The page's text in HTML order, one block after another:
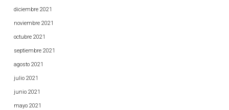
diciembre 2021
noviembre 2021
octubre 2021
septiembre 2021
agosto 2021
julio 2021
junio 2021
mayo 2021